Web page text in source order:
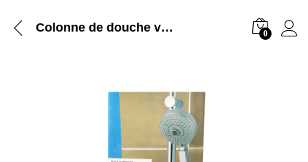
Colonne de douche venus Ref 4038 0